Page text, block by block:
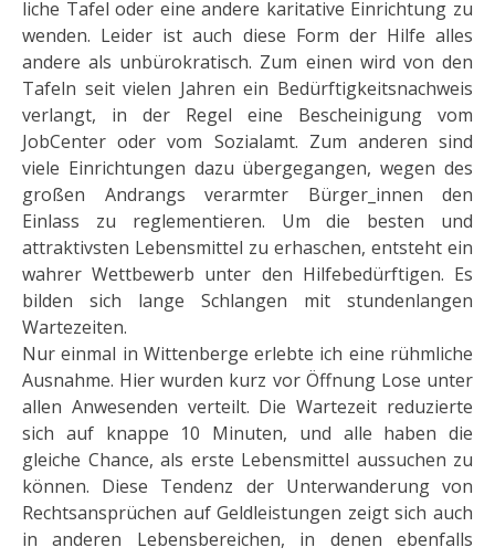
liche Tafel oder eine andere karitative Einrichtung zu
wenden. Leider ist auch diese Form der Hilfe alles
andere als unbürokratisch. Zum einen wird von den
Tafeln seit vielen Jahren ein Bedürftigkeitsnachweis
verlangt, in der Regel eine Bescheinigung vom
JobCenter oder vom Sozialamt. Zum an­deren sind
viele Einrichtungen dazu übergegangen, wegen des
großen An­drangs verarmter Bürger_innen den
Einlass zu reglementieren. Um die besten und
attraktivsten Lebensmit­tel zu erhaschen, entsteht ein
wahrer Wettbewerb unter den Hilfebedürftigen. Es
bilden sich lange Schlan­gen mit stundenlangen
Wartezeiten.
Nur einmal in Wittenberge erlebte ich eine rühmliche
Ausnahme. Hier wurden kurz vor Öffnung Lose unter
allen Anwesenden verteilt. Die Wartezeit reduzierte
sich auf knappe 10 Minuten, und alle haben die
gleiche Chance, als erste Lebensmittel aussuchen zu
können. Diese Tendenz der Unterwanderung von
Rechtsan­sprüchen auf Geldleistungen zeigt sich auch
in anderen Lebensbereichen, in denen ebenfalls